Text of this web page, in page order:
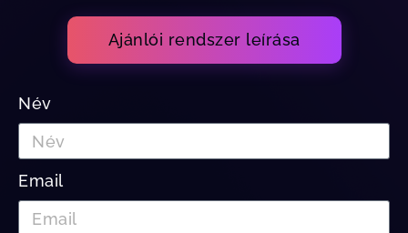
Ajánlói rendszer leírása
Név
Email